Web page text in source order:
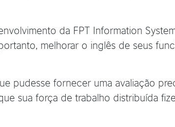
da FPT Information
melhorar o inglês de seus
pudesse fornecer uma avaliação
sua força de trabalho distribuída